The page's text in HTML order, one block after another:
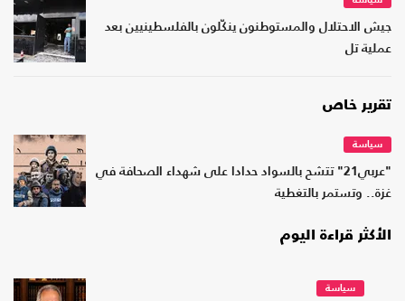
جيش الاحتلال والمستوطنون ينكّلون بالفلسطينيين بعد
عملية تل
تقرير خاص
سياسة
"عربي21" تتشح بالسواد حدادا على شهداء الصحافة في
غزة.. وتستمر بالتغطية
الأكثر قراءة اليوم
سياسة